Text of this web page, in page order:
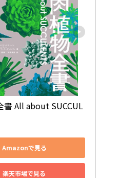
書 All about SUCCUL
Amazonで見る
楽天市場で見る